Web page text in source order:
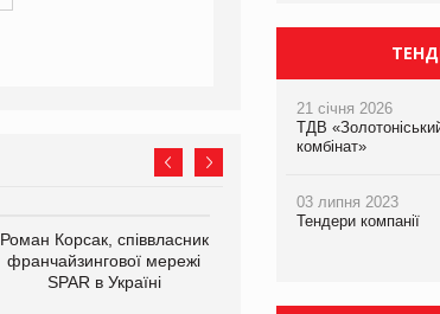
Роман Корсак, співвласник
франчайзингової мережі
SPAR в Україні
виробництва
21 січня 2026
ТДВ
комбінат»
03 липня 2023
Тендери компанії